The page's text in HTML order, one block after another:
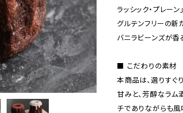
ラッシック・プレー
グルテンフリーの新
バニラビーンズが香
■ こだわりの素材
本商品は、選りすぐ
甘みと、芳醇なラム
チでありながらも